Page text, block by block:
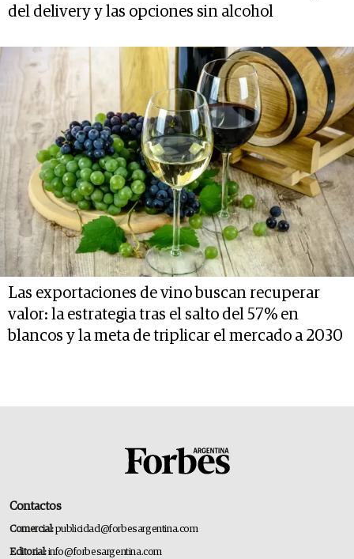
del delivery y las opciones sin alcohol
Las exportaciones de vino buscan recuperar
valor: la estrategia tras el salto del 57% en
blancos y la meta de triplicar el mercado a 2030
Contactos
Comercial:publicidad@forbesargentina.com
Editorial:info@forbesargentina.com